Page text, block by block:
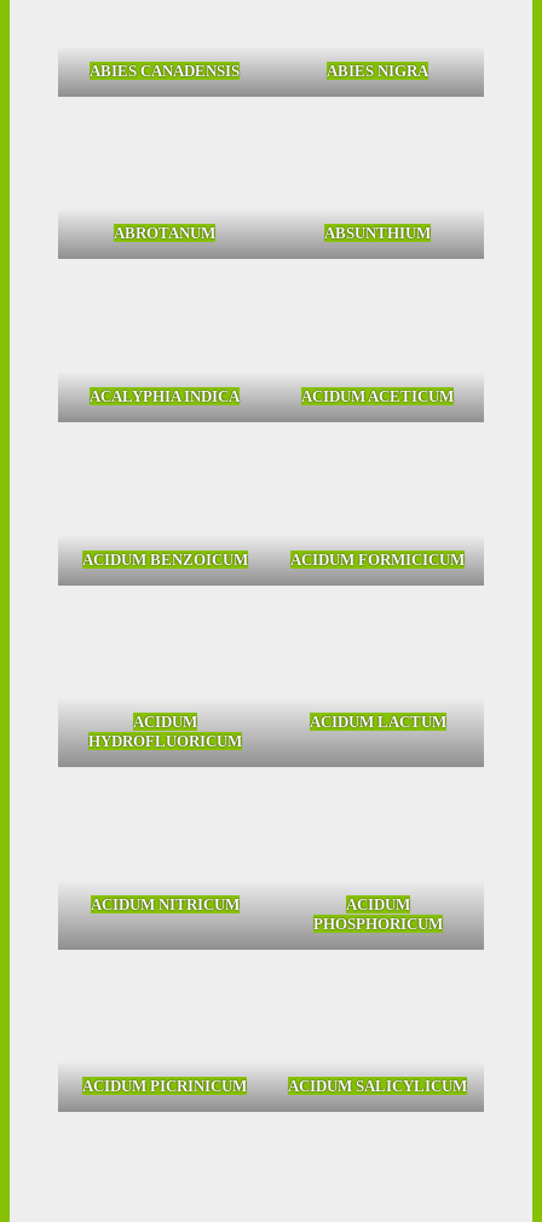
ABIES CANADENSIS ABIES NIGRA
ABROTANUM ABSUNTHIUM
ACALYPHIA INDICA ACIDUM ACETICUM
ACIDUM BENZOICUM ACIDUM FORMICICUM
ACIDUM
HYDROFLUORICUM
ACIDUM LACTUM
ACIDUM NITRICUM
ACIDUM
PHOSPHORICUM
ACIDUM PICRINICUM ACIDUM SALICYLICUM